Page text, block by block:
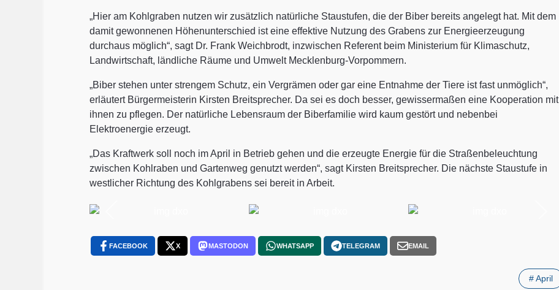
„Hier am Kohlgraben nutzen wir zusätzlich natürliche Staustufen, die der Biber bereits angelegt hat. Mit dem
damit gewonnenen Höhenunterschied ist eine effektive Nutzung des Grabens zur Energieerzeugung
durchaus möglich“, sagt Dr. Frank Weichbrodt, inzwischen Referent beim Ministerium für Klimaschutz,
Landwirtschaft, ländliche Räume und Umwelt Mecklenburg-Vorpommern.
„Biber stehen unter strengem Schutz, ein Vergrämen oder gar eine Entnahme der Tiere ist fast unmöglich“,
erläutert Bürgermeisterin Kirsten Breitsprecher. Da sei es doch besser, gewissermaßen eine Kooperation mit
ihnen zu pflegen. Der natürliche Lebensraum der Biberfamilie wird kaum gestört und nebenbei
Elektroenergie erzeugt.
„Das Kraftwerk soll noch im April in Betrieb gehen und die erzeugte Energie für die Straßenbeleuchtung
zwischen Kohlraben und Gartenweg genutzt werden“, sagt Kirsten Breitsprecher. Die nächste Staustufe in
westlicher Richtung des Kohlgrabens sei bereit in Arbeit.
FACEBOOK X MASTODON WHATSAPP TELEGRAM EMAIL
# April